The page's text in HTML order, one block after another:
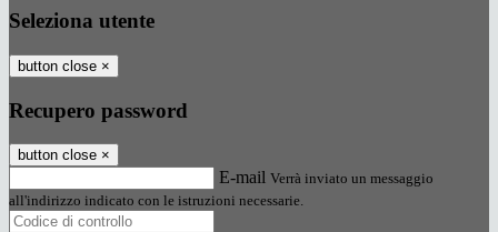
Seleziona utente
button close ×
Recupero password
button close ×
E-mail Verrà inviato un messaggio
all'indirizzo indicato con le istruzioni necessarie.